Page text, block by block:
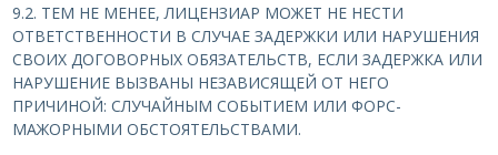
9.2. ТЕМ НЕ МЕНЕЕ, ЛИЦЕНЗИАР МОЖЕТ НЕ НЕСТИ
ОТВЕТСТВЕННОСТИ В СЛУЧАЕ ЗАДЕРЖКИ ИЛИ НАРУШЕНИЯ
СВОИХ ДОГОВОРНЫХ ОБЯЗАТЕЛЬСТВ, ЕСЛИ ЗАДЕРЖКА ИЛИ
НАРУШЕНИЕ ВЫЗВАНЫ НЕЗАВИСЯЩЕЙ ОТ НЕГО
ПРИЧИНОЙ: СЛУЧАЙНЫМ СОБЫТИЕМ ИЛИ ФОРС-
МАЖОРНЫМИ ОБСТОЯТЕЛЬСТВАМИ.